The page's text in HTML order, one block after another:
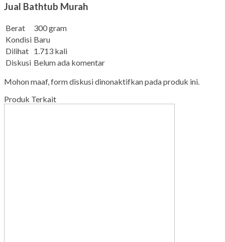
Jual Bathtub Murah
Berat
300 gram
Kondisi Baru
Dilihat 1.713 kali
Diskusi Belum ada komentar
Mohon maaf, form diskusi dinonaktifkan pada produk ini.
Produk Terkait